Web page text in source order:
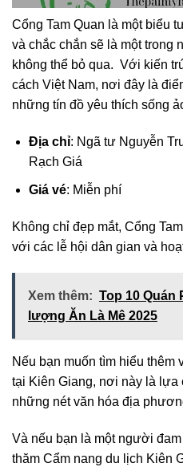
Cổng Tam Quan là một biểu
và chắc chắn sẽ là một trong
không thể bỏ qua. Với kiến
cách Việt Nam, nơi đây là
những tín đồ yêu thích sống
Địa chỉ: Ngã tư Nguyễn
Rạch Giá
Giá vé: Miễn phí
Không chỉ đẹp mắt, Cổng
với các lễ hội dân gian và
Xem thêm: Top 10 Quán
lượng Ăn Là Mê 2025
Nếu bạn muốn tìm hiểu thêm
tại Kiên Giang, nơi này là lựa
những nét văn hóa địa
Và nếu bạn là một người
thăm Cẩm nang du lịch Kiên